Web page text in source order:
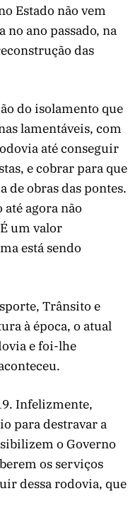
Estado não vem
ano passado, na
das
do isolamento que
lamentáveis, com
até conseguir
e cobrar para que
de obras das pontes.
até agora não
um valor
está sendo
Trânsito e
à época, o atual
e foi-lhe
Infelizmente,
para destravar a
o Governo
os serviços
dessa rodovia, que